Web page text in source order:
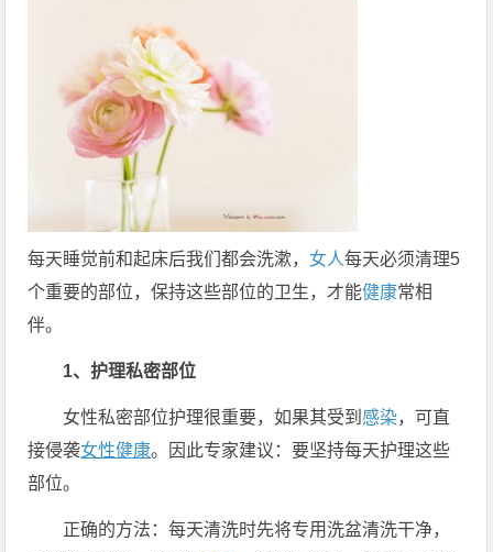
每天睡觉前和起床后我们都会洗漱， 女人每天必须清理5
个重要的部位，保持这些部位的卫生，才能健康常相
伴。
1、护理私密部位
女性私密部位护理很重要，如果其受到感染，可直
接侵袭女性健康。因此专家建议：要坚持每天护理这些
部位。
正确的方法：每天清洗时先将专用洗盆清洗干净，